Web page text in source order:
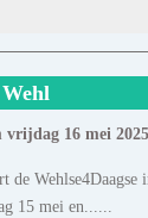
vrijdag 16 mei 2025
de
15 mei en......